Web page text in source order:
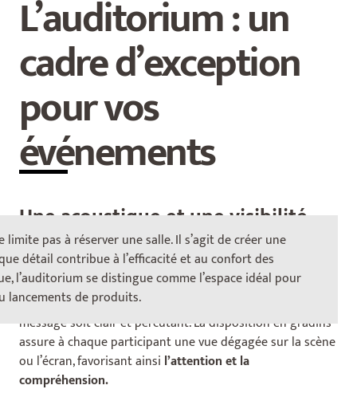
L’auditorium : un
cadre d’exception
pour vos
événements
limite pas à réserver une salle.Il s’agit de créer une
détail contribue à l’efficacité et au confort des
l’auditorium se distingue comme l’espace idéal pour
lancements de produits.
Une acoustique et une visibilité
optimales
Conçu pour uneécoute parfaite, l’auditorium offre une
restitution sonoreimpeccable
message soit clair et percutant.La disposition en gradins
assure à chaque participant une vue dégagée sur la scène
ou l’écran, favorisant ainsi l’attention et la
compréhension.